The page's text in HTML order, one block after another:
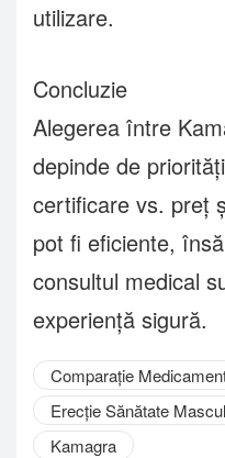
utilizare.
Concluzie
Alegerea între
depinde de
certificare vs. preț
pot fi eficiente,
consultul medical
experiență sigură.
Comparație
Erecție Sănătate
Kamagra